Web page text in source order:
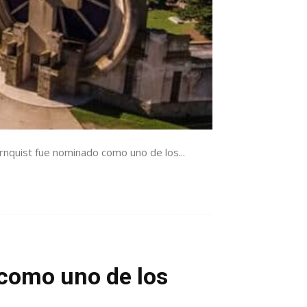
fue nominado como uno de los...
uno de los